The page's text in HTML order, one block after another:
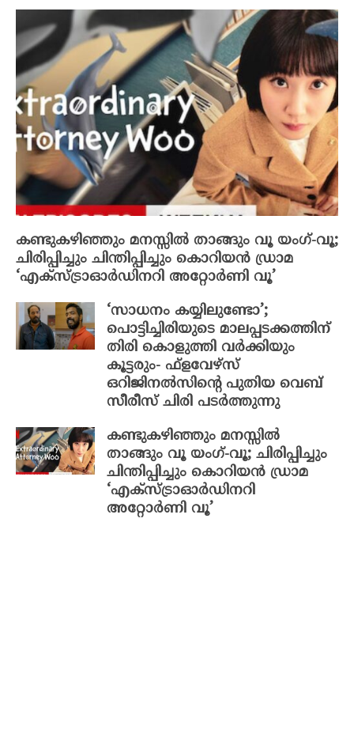
കണ്ടുകഴിഞ്ഞും മനസ്സിൽ താങ്ങും വൂ യംഗ്-വൂ;
ചിരിപ്പിച്ചും ചിന്തിപ്പിച്ചും കൊറിയൻ ഡ്രാമ
‘എക്സ്ട്രാഓർഡിനറി അറ്റോർണി വൂ’
‘സാധനം കയ്യിലുണ്ടോ’;
പൊട്ടിച്ചിരിയുടെ മാലപ്പടക്കത്തിന്
തിരി കൊളുത്തി വർക്കിയും
കൂട്ടരും- ഫ്ളവേഴ്സ്
ഒറിജിനൽസിന്റെ പുതിയ വെബ്
സീരീസ് ചിരി പടർത്തുന്നു
കണ്ടുകഴിഞ്ഞും മനസ്സിൽ
താങ്ങും വൂ യംഗ്-വൂ; ചിരിപ്പിച്ചും
ചിന്തിപ്പിച്ചും കൊറിയൻ ഡ്രാമ
‘എക്സ്ട്രാഓർഡിനറി
അറ്റോർണി വൂ’